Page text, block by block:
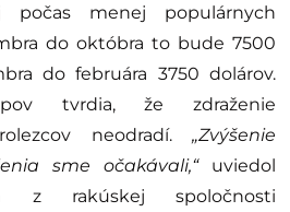
menej populárnych
do októbra to bude 7500
do februára 3750 dolárov.
tvrdia, že zdraženie
neodradí. „Zvýšenie
sme očakávali,“uviedol
z rakúskej spoločnosti